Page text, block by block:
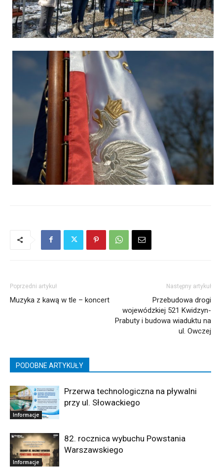
Poprzedni artykuł
Muzyka z kawą w tle – koncert
Następny artykuł
Przebudowa drogi
wojewódzkiej 521 Kwidzyn-
Prabuty i budowa wiaduktu na
ul. Owczej
PODOBNE ARTYKUŁY
Informacje
Przerwa technologiczna na pływalni
przy ul. Słowackiego
Informacje
82. rocznica wybuchu Powstania
Warszawskiego